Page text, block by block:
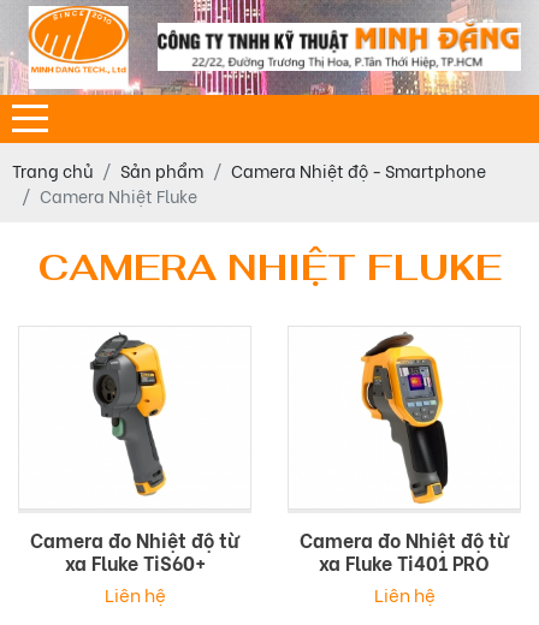
Trang chủ Sản phẩm
Camera Nhiệt độ - Smartphone
Camera Nhiệt Fluke
CAMERA NHIỆT FLUKE
Camera đo Nhiệt độ từ
xa Fluke TiS60+
Liên hệ
Camera đo Nhiệt độ từ
xa Fluke Ti401 PRO
Liên hệ